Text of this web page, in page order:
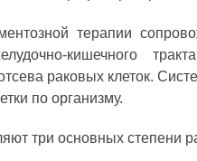
терапии
кишечного
раковых клеток.
по организму.
три основных степени